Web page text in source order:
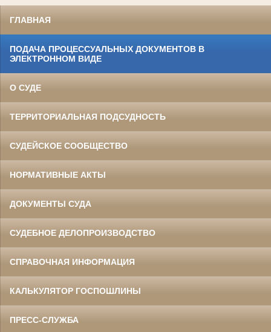
ГЛАВНАЯ
ПОДАЧА ПРОЦЕССУАЛЬНЫХ ДОКУМЕНТОВ В
ЭЛЕКТРОННОМ ВИДЕ
О СУДЕ
ТЕРРИТОРИАЛЬНАЯ ПОДСУДНОСТЬ
СУДЕЙСКОЕ СООБЩЕСТВО
НОРМАТИВНЫЕ АКТЫ
ДОКУМЕНТЫ СУДА
СУДЕБНОЕ ДЕЛОПРОИЗВОДСТВО
СПРАВОЧНАЯ ИНФОРМАЦИЯ
КАЛЬКУЛЯТОР ГОСПОШЛИНЫ
ПРЕСС-СЛУЖБА